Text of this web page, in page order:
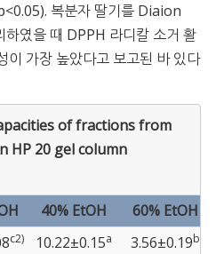
복분자 딸기를 Diaion
였을 때 DPPH 라디칼 소거 활
이 가장 높았다고 보고된 바 있다
of fractions from
HP 20 gel column
40% EtOH 60% EtOH
c2) 10.22±0.15a 3.56±0.19b